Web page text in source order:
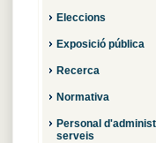
Eleccions
Exposició pública
Recerca
Normativa
Personal
serveis